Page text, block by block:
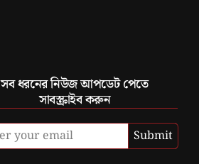
সব ধরনের নিউজ আপডেট পেতে
সাবস্ক্রাইব করুন
Submit